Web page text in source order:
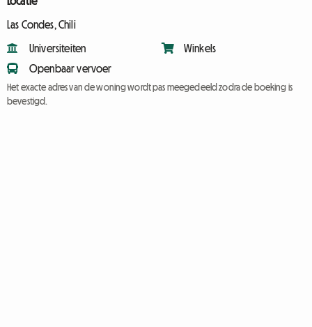
Las Condes, Chili
Universiteiten
Openbaar vervoer
Winkels
Het exacte adres van de woning wordt pas meegedeeld zodra de boeking is
bevestigd.